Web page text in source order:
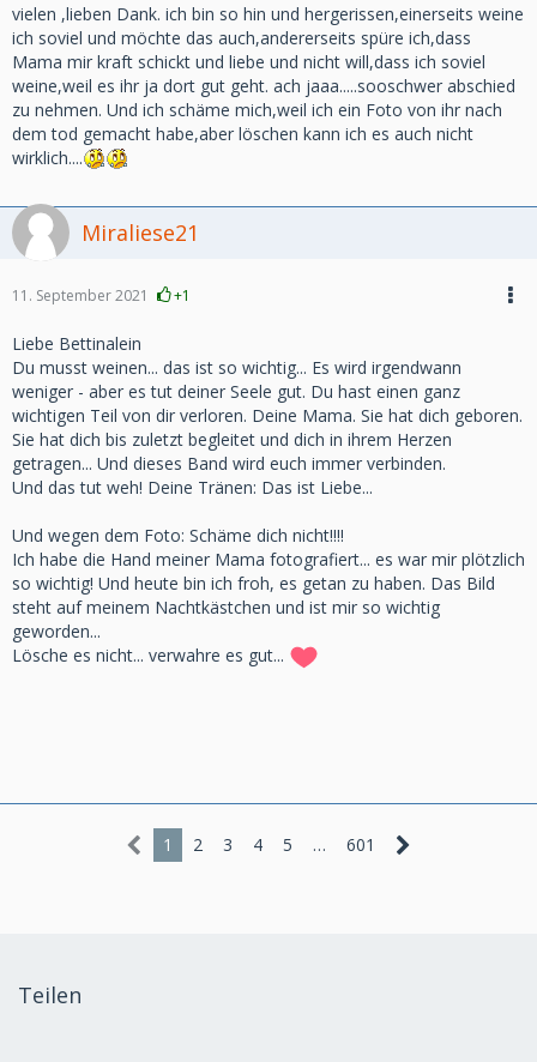
vielen ,lieben Dank. ich bin so hin und hergerissen,einerseits weine
ich soviel und möchte das auch,andererseits spüre ich,dass
Mama mir kraft schickt und liebe und nicht will,dass ich soviel
weine,weil es ihr ja dort gut geht. ach jaaa.....sooschwer abschied
zu nehmen. Und ich schäme mich,weil ich ein Foto von ihr nach
dem tod gemacht habe,aber löschen kann ich es auch nicht
wirklich....
Miraliese21
11. September 2021 +1
Liebe Bettinalein
Du musst weinen... das ist so wichtig... Es wird irgendwann
weniger - aber es tut deiner Seele gut. Du hast einen ganz
wichtigen Teil von dir verloren. Deine Mama. Sie hat dich geboren.
Sie hat dich bis zuletzt begleitet und dich in ihrem Herzen
getragen... Und dieses Band wird euch immer verbinden.
Und das tut weh! Deine Tränen: Das ist Liebe...
Und wegen dem Foto: Schäme dich nicht!!!!
Ich habe die Hand meiner Mama fotografiert... es war mir plötzlich
so wichtig! Und heute bin ich froh, es getan zu haben. Das Bild
steht auf meinem Nachtkästchen und ist mir so wichtig
geworden...
Lösche es nicht... verwahre es gut...
1 2 3 4 5 … 601
Teilen